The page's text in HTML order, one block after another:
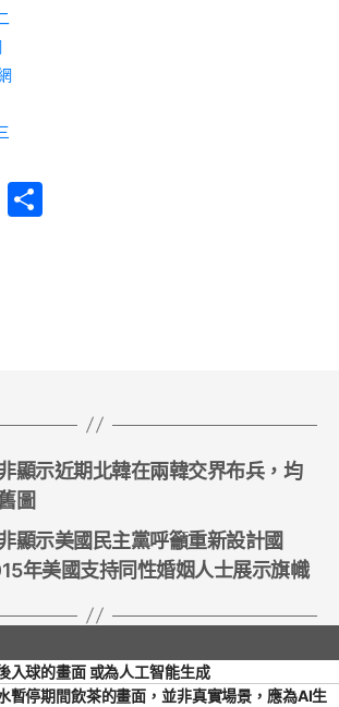
E
顯示近期北韓在兩韓交界布兵，均
圖
顯示美國民主黨呼籲重新設計國
年美國支持同性婚姻人士展示旗幟
入球的畫面 或為人工智能生成
暫停期間飲茶的畫面，並非真實場景，應為AI生